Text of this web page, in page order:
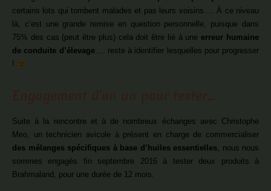
certains lots qui tombent malades et pas leurs voisins…. À ce niveau
là, c’est une grande remise en question personnelle, puisque dans
75% des cas (peut être plus) cela doit être lié à une erreur humaine
de conduite d’élevage…. reste à identifier lesquelles pour progresser
!
Suite à la rencontre et à de nombreux échanges avec Christophe
Meo, un technicien avicole à présent en charge de commercialiser
des mélanges spécifiques à base d’huiles essentielles , nous nous
sommes engagés fin septembre 2016 à tester deux produits à
Brahmaland, pour une durée de 12 mois.